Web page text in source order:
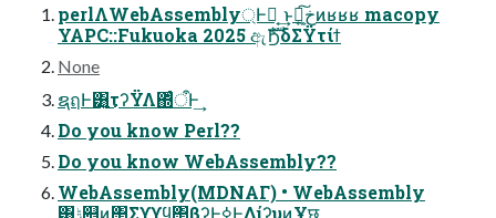
perlΛWebAssembly্Ͱಈ͔ ͢ͱԿ͕خ͍͠ͷʁʁʁ macopy
YAPC::Fukuoka 2025 ඇެࣜϦδΣΫτίϯ
None
ຊฤͰ͸͜͏͍͏τʔΫΛ΍ͬͨऀͰ͢
Do you know Perl??
Do you know WebAssembly??
WebAssembly(MDNΑΓ) • WebAssembly
͸ݱ୅ͷ΢Σϒϒϥ΢βʔͰ࣮ߦͰ͖ΔίʔυͷҰछ